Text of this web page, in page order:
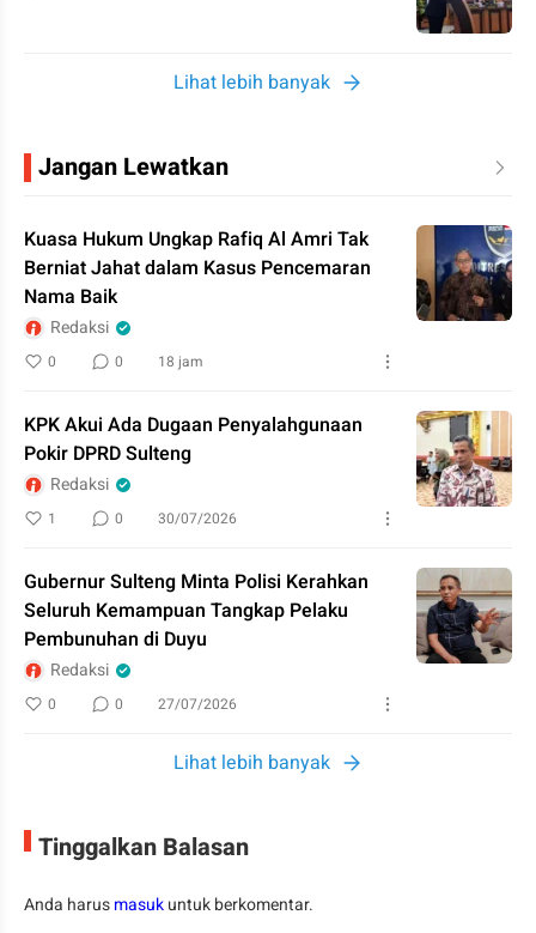
Lihat lebih banyak
Jangan Lewatkan
Kuasa Hukum Ungkap Rafiq Al Amri Tak
Berniat Jahat dalam Kasus Pencemaran
Nama Baik
Redaksi
0 0 18 jam
KPK Akui Ada Dugaan Penyalahgunaan
Pokir DPRD Sulteng
Redaksi
1 0 30/07/2026
Gubernur Sulteng Minta Polisi Kerahkan
Seluruh Kemampuan Tangkap Pelaku
Pembunuhan di Duyu
Redaksi
0 0 27/07/2026
Lihat lebih banyak
Tinggalkan Balasan
Anda harusmasukuntuk berkomentar.